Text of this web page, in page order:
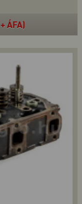
ÁFA)